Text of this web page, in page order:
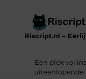
Riscript.nl –
Een plek vol
uiteenlopende